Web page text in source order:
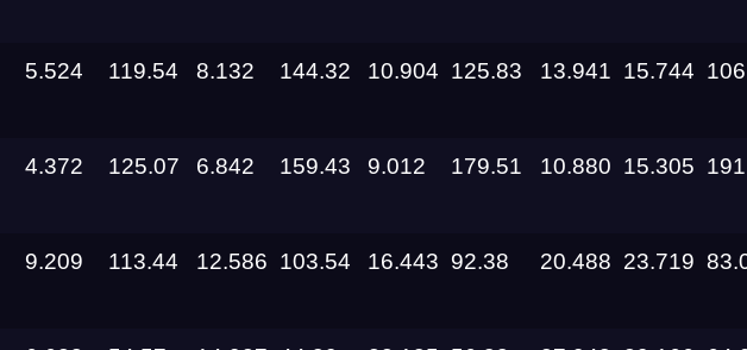
Racepark
30.08.2026
Racepark
5.524 119.54 8.132 144.32 10.904 125.83 13.941 15.744
4.372 125.07 6.842 159.43 9.012 179.51 10.880 15.305
9.209 113.44 12.586 103.54 16.443 92.38 20.488 23.719